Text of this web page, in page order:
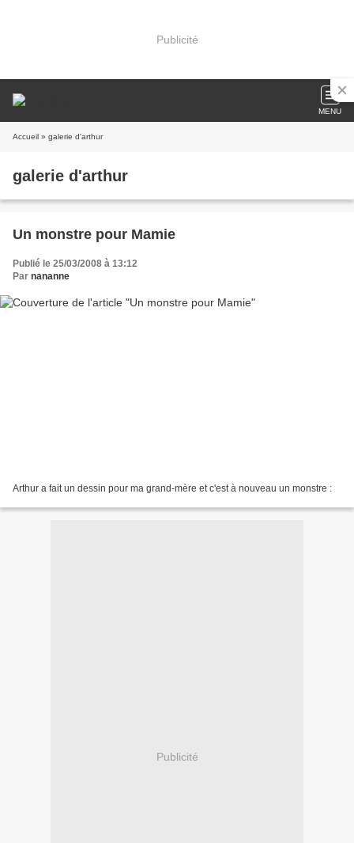
Publicité
MENU
Accueil » galerie d'arthur
galerie d'arthur
Un monstre pour Mamie
Publié le 25/03/2008 à 13:12
Par nananne
Arthur a fait un dessin pour ma grand-mère et c'est à nouveau un monstre :
Publicité